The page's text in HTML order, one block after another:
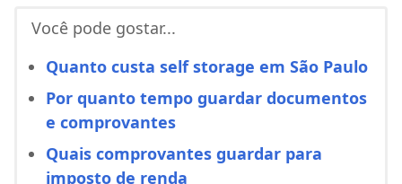
Você pode gostar...
Quanto custa self storage em São Paulo
Por quanto tempo guardar documentos
e comprovantes
Quais comprovantes guardar para
imposto de renda